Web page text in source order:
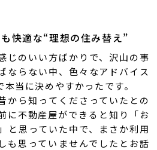
快適な“理想の住み替え”
じのいい方ばかりで、沢山の事
ならない中、色々なアドバイス
当に決めやすかったです。
から知ってくださっていたとの
に不動産屋ができると知り「お
と思っていた中で、まさか利用
も思っていませんでしたとお話